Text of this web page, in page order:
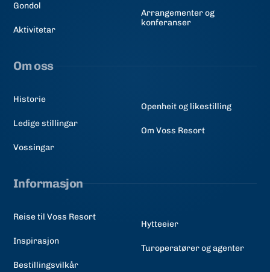
Gondol
Aktivitetar
Arrangementer og
konferanser
Om oss
Historie
Ledige stillingar
Vossingar
Openheit og likestilling
Om Voss Resort
Informasjon
Reise til Voss Resort
Inspirasjon
Bestillingsvilkår
Hytteeier
Turoperatører og agenter